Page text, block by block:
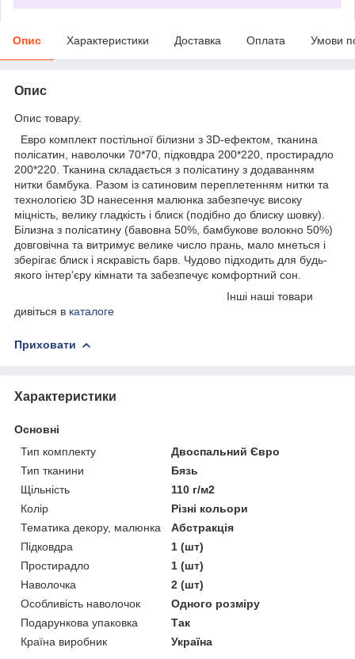
Опис Характеристики Доставка Оплата Умови
Опис
Опис товару.
Евро комплект постільної білизни з 3D-ефектом, тканина
полісатин, наволочки 70*70, підковдра 200*220, простирадло
200*220. Тканина складається з полісатину з додаванням
нитки бамбука. Разом із сатиновим переплетенням нитки та
технологією 3D нанесення малюнка забезпечує високу
міцність, велику гладкість і блиск (подібно до блиску шовку).
Білизна з полісатину (бавовна 50%, бамбукове волокно 50%)
довговічна та витримує велике число прань, мало мнеться і
зберігає блиск і яскравість барв. Чудово підходить для будь-
якого інтер'єру кімнати та забезпечує комфортний сон.
Інші наші товари
дивіться в каталоге
Приховати
Характеристики
Основні
Тип комплекту
Двоспальний Євро
Тип тканини
Бязь
Щільність
110 г/м2
Колір
Різні кольори
Тематика декору, малюнка
Абстракція
Підковдра
1 (шт)
Простирадло
1 (шт)
Наволочка
2 (шт)
Особливість наволочок
Одного розміру
Подарункова упаковка
Так
Країна виробник
Україна